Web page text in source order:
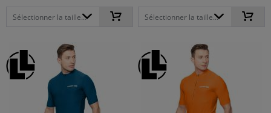
Sélectionner la taille... Sélectionner la taille...